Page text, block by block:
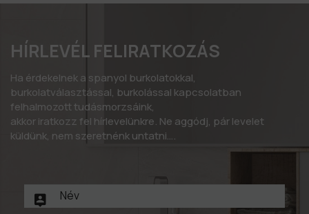
HÍRLEVÉL FELIRATKOZÁS
Ha érdekelnek a spanyol burkolatokkal,
burkolatválasztással, burkolással kapcsolatban
felhalmozott tudásmorzsáink,
akkor iratkozz fel hírlevelünkre. Ne aggódj, pár levelet
küldünk, nem szeretnénk untatni….